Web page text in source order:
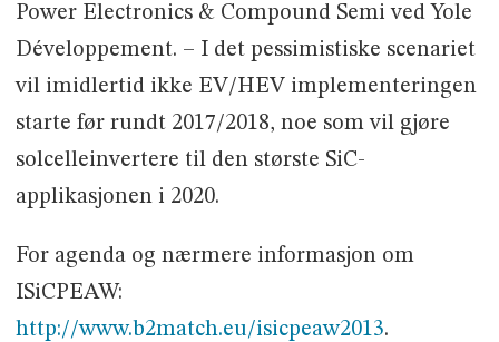
Power Electronics & Compound Semi ved Yole
Développement. – I det pessimistiske scenariet
vil imidlertid ikke EV/HEV implementeringen
starte før rundt 2017/2018, noe som vil gjøre
solcelleinvertere til den største SiC-
applikasjonen i 2020.
For agenda og nærmere informasjon om
ISiCPEAW:
http://www.b2match.eu/isicpeaw2013.